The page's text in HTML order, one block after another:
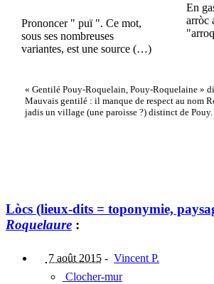
Prononcer " puï ". Ce mot,
sous ses nombreuses
variantes, est une source (…)
En
arròc
« Gentilé Pouy-Roquelain, Pouy-Roquelaine »
Mauvais gentilé : il manque de respect au nom
jadis un village (une paroisse ?) distinct de Pouy.
Lòcs (lieux-dits = toponymie,
Roquelaure :
7 août 2015 - Vincent P.
Clocher-mur